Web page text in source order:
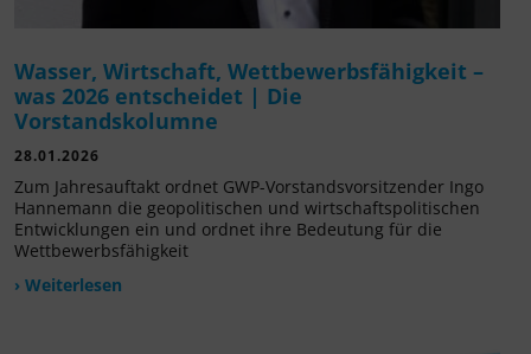
Wasser, Wirtschaft, Wettbewerbsfähigkeit –
was 2026 entscheidet | Die
Vorstandskolumne
28.01.2026
Zum Jahresauftakt ordnet GWP-Vorstandsvorsitzender Ingo
Hannemann die geopolitischen und wirtschaftspolitischen
Entwicklungen ein und ordnet ihre Bedeutung für die
Wettbewerbsfähigkeit
› Weiterlesen